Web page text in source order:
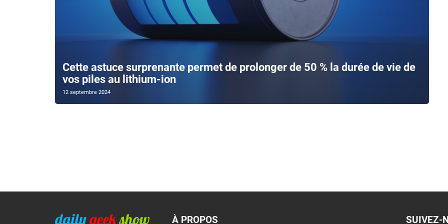
Cette astuce surprenante permet de prolonger de 50 % la durée de vie de
vos piles au lithium-ion
12 septembre 2024
À PROPOS SUIVEZ-